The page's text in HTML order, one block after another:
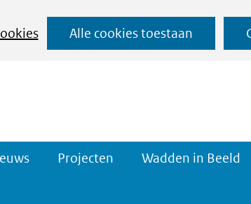
Alle cookies toestaan
Ga
naar
Projecten Projecten
Uitklappen
Wadden in Beeld